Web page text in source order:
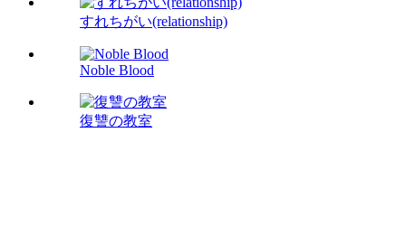
すれちがい(relationship)
Noble Blood
復讐の教室